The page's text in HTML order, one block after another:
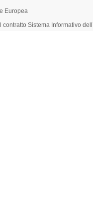
Europea
Sistema Informativo